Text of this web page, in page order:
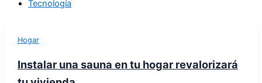
Tecnología
Hogar
Instalar una sauna en tu hogar revalorizará